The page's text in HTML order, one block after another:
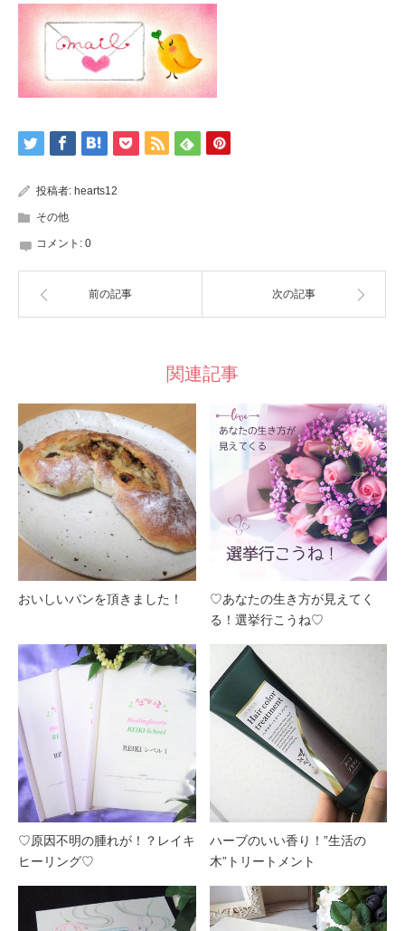
投稿者: hearts12
その他
コメント: 0
前の記事 次の記事
関連記事
おいしいパンを頂きました！
♡あなたの生き方が見えてく
る！選挙行こうね♡
♡原因不明の腫れが！？レイキ
ヒーリング♡
ハーブのいい香り！”生活の
木”トリートメント